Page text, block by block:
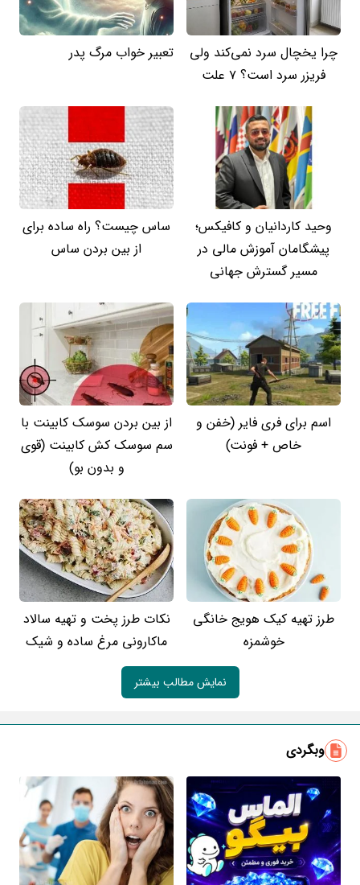
چرا یخچال سرد نمی‌کند ولی
فریزر سرد است؟ 7 علت
تعبیر خواب مرگ پدر
وحید کاردانیان و کافیکس؛
پیشگامان آموزش مالی در
مسیر گسترش جهانی
ساس چیست؟ راه ساده برای
از بین بردن ساس
اسم برای فری فایر (خفن و
خاص + فونت)
از بین بردن سوسک کابینت با
سم سوسک کش کابینت (قوی
و بدون بو)
طرز تهیه کیک هویج خانگی
خوشمزه
نکات طرز پخت و تهیه سالاد
ماکارونی مرغ ساده و شیک
نمایش مطالب بیشتر
وبگردی